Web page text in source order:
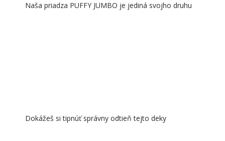
Naša priadza PUFFY JUMBO je jediná svojho druhu
Dokážeš si tipnúť správny odtieň tejto deky